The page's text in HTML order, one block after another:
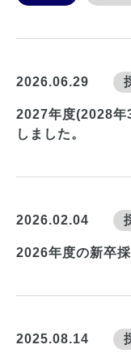
2026.06.29
2027年度(2028年
しました。
2026.02.04
2026年度の新卒
2025.08.14